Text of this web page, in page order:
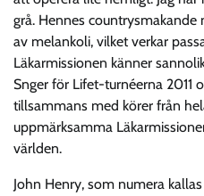
grå. Hennes
av melankoli, vilket verkar
Läkarmissionen känner
Snger för Lifet-turnéerna 2011
tillsammans med körer från
uppmärksamma
världen.
John Henry, som numera